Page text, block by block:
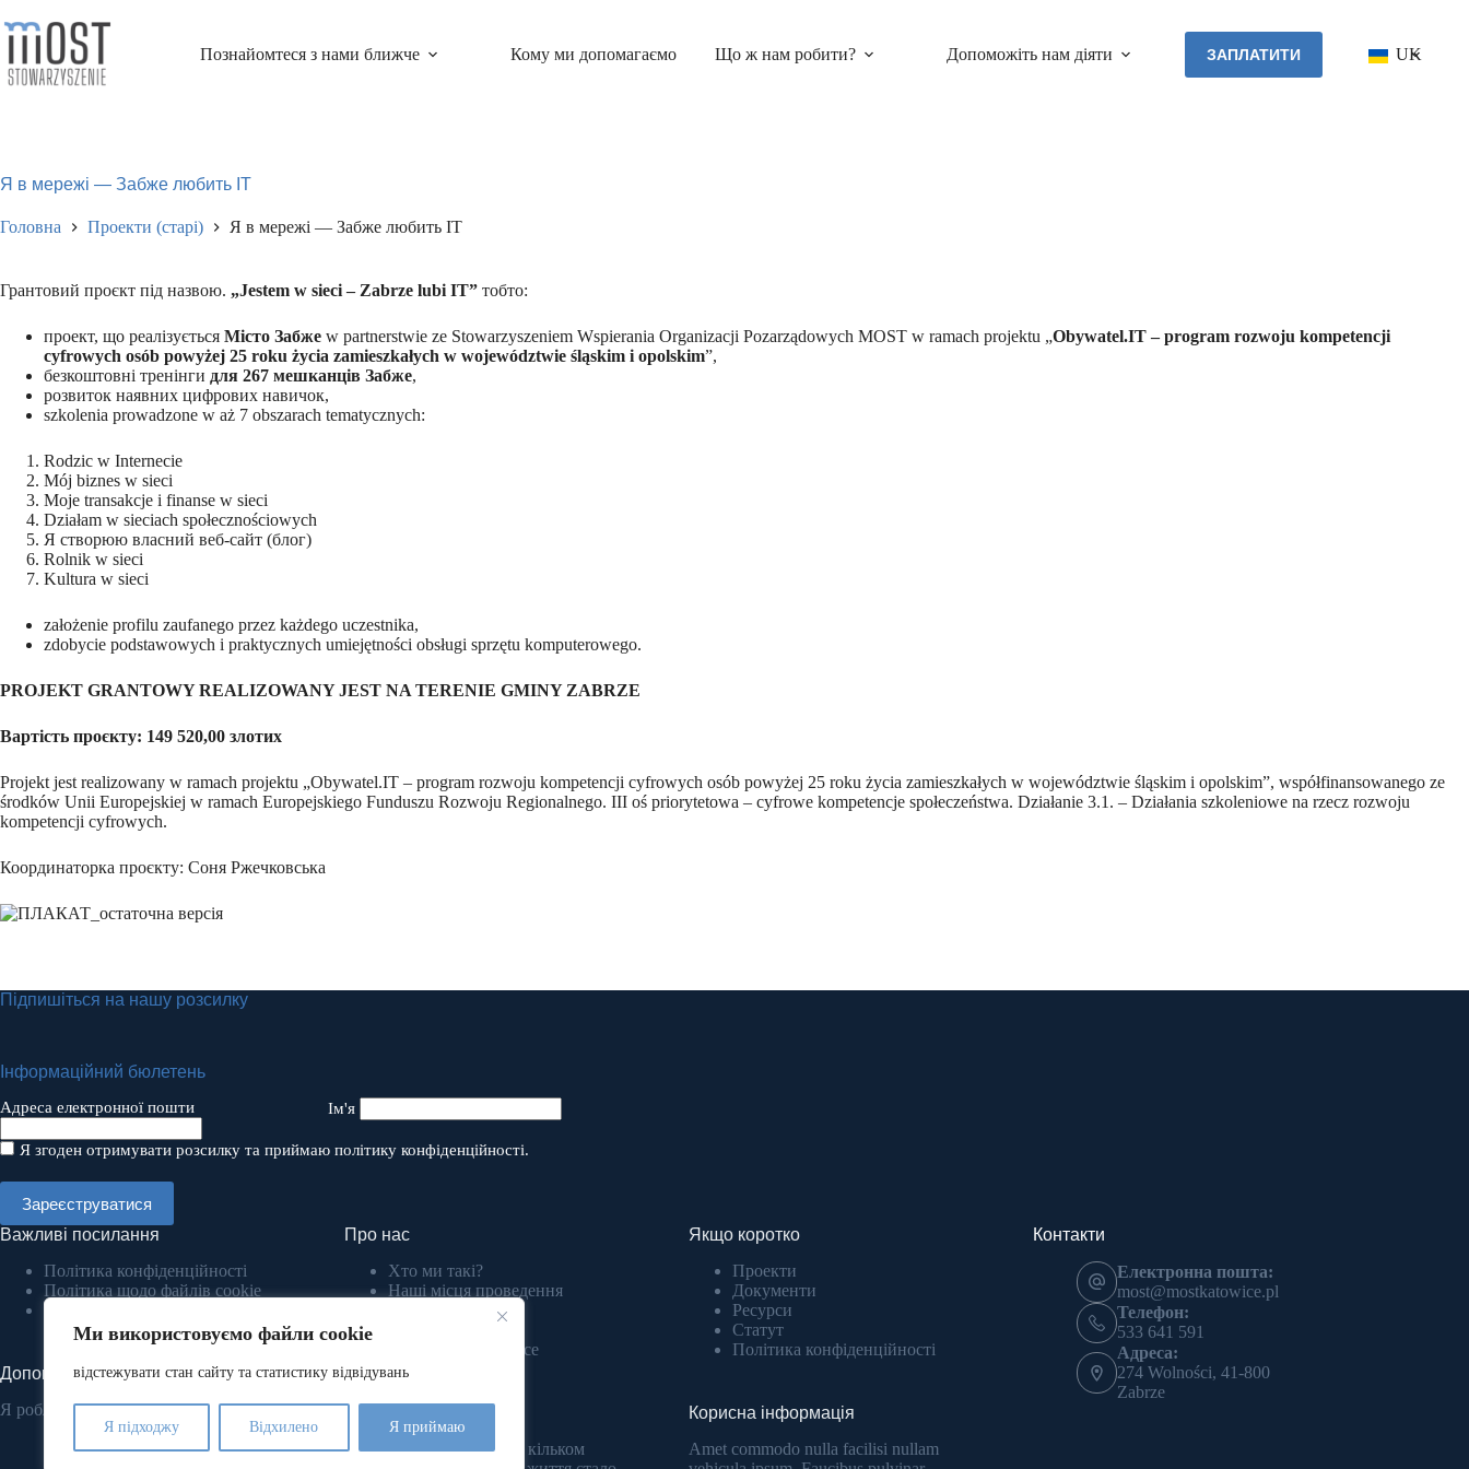
Ми використовуємо файли cookie
відстежувати стан сайту та статистику відвідувань
Я підходжу Відхилено Я приймаю
до
Познайомтеся з нами ближче Кому ми допомагаємо Що ж нам робити? Допоможіть нам діяти Контакти UK
ЗАПЛАТИТИ
Я в мережі — Забже любить ІТ​
Головна Проекти (старі) Я в мережі — Забже любить ІТ​
Грантовий проєкт під назвою. „Jestem w sieci – Zabrze lubi IT” тобто:
проект, що реалізується Місто Забже w partnerstwie ze Stowarzyszeniem Wspierania Organizacji Pozarządowych MOST w ramach projektu „Obywatel.IT – program rozwoju kompetencji
cyfrowych osób powyżej 25 roku życia zamieszkałych w województwie śląskim i opolskim”,
безкоштовні тренінги для 267 мешканців Забже,
розвиток наявних цифрових навичок,
szkolenia prowadzone w aż 7 obszarach tematycznych:
Rodzic w Internecie
Mój biznes w sieci
Moje transakcje i finanse w sieci
Działam w sieciach społecznościowych
Я створюю власний веб-сайт (блог)
Rolnik w sieci
Kultura w sieci
założenie profilu zaufanego przez każdego uczestnika,
zdobycie podstawowych i praktycznych umiejętności obsługi sprzętu komputerowego.
PROJEKT GRANTOWY REALIZOWANY JEST NA TERENIE GMINY ZABRZE
Вартість проєкту: 149 520,00 злотих
Projekt jest realizowany w ramach projektu „Obywatel.IT – program rozwoju kompetencji cyfrowych osób powyżej 25 roku życia zamieszkałych w województwie śląskim i opolskim”, współfinansowanego ze
środków Unii Europejskiej w ramach Europejskiego Funduszu Rozwoju Regionalnego. III oś priorytetowa – cyfrowe kompetencje społeczeństwa. Działanie 3.1. – Działania szkoleniowe na rzecz rozwoju
kompetencji cyfrowych.
Координаторка проєкту: Соня Ржечковська
Підпишіться на нашу розсилку
Інформаційний бюлетень
Адреса електронної пошти Ім'я
Я згоден отримувати розсилку та приймаю політику конфіденційності.
Важливі посилання
Політика конфіденційності
Політика щодо файлів cookie
Допоможіть нам допомогти
Я роблю пожертву.
Про нас
Хто ми такі?
Наші місця проведення
Spilno Hub Katowice
Щодня ми допомагаємо кільком
Якщо коротко
Проекти
Документи
Ресурси
Статут
Політика конфіденційності
Корисна інформація
Amet commodo nulla facilisi nullam
Контакти
Електронна пошта:
most@mostkatowice.pl
Телефон:
533 641 591
Адреса:
274 Wolności, 41-800
Zabrze